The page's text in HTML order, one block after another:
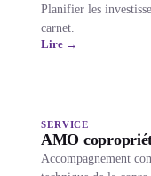
Planifier les
carnet.
Lire →
SERVICE
AMO
Accompagnement